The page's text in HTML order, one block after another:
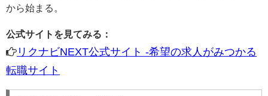
から始まる。
公式サイトを見てみる：
リクナビNEXT公式サイト -希望の求人がみつかる
転職サイト